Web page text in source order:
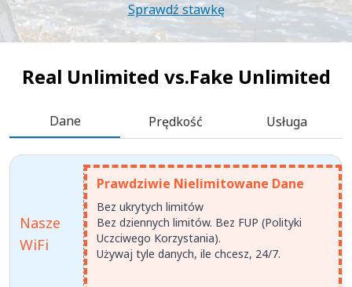
Sprawdź stawkę
Real Unlimited vs.Fake Unlimited
Dane Prędkość Usługa
Nasze
WiFi
Prawdziwie Nielimitowane Dane
Bez ukrytych limitów
Bez dziennych limitów. Bez FUP (Polityki
Uczciwego Korzystania).
Używaj tyle danych, ile chcesz, 24/7.